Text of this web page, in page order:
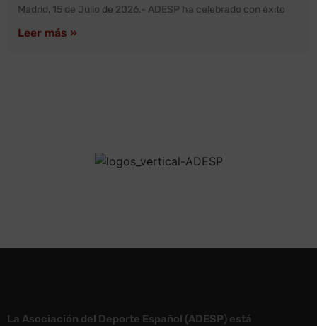
Madrid, 15 de Julio de 2026.- ADESP ha celebrado con éxito
Leer más »
La Asociación del Deporte Español (ADESP) está